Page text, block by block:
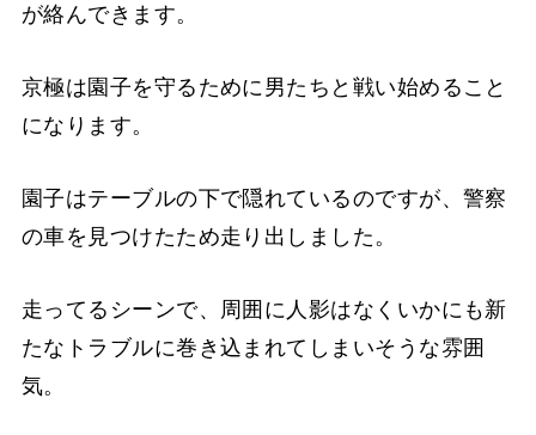
が絡んできます。
京極は園子を守るために男たちと戦い始めること
になります。
園子はテーブルの下で隠れているのですが、警察
の車を見つけたため走り出しました。
走ってるシーンで、周囲に人影はなくいかにも新
たなトラブルに巻き込まれてしまいそうな雰囲
気。